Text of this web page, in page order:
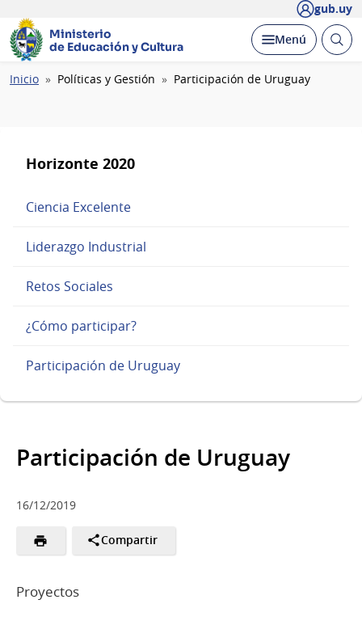
gub.uy
Ministerio
de Educación y Cultura
Desplegar
Menú Abrir
Ruta
Inicio Políticas y Gestión Participación de Uruguay
Horizonte 2020
Ciencia Excelente
Liderazgo Industrial
Retos Sociales
¿Cómo participar?
Participación de Uruguay
Participación de Uruguay
16/12/2019
Compartir
Proyectos